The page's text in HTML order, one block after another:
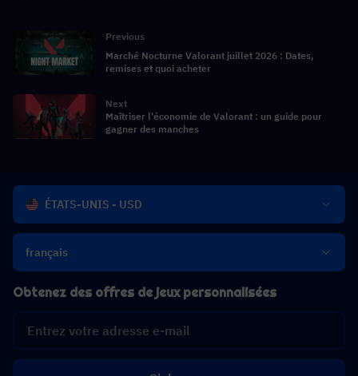
Previous
Marché Nocturne Valorant juillet 2026 : Dates,
remises et quoi acheter
Next
Maîtriser l'économie de Valorant : un guide pour
gagner des manches
ÉTATS-UNIS - USD
français
Obtenez des offres de jeux personnalisées